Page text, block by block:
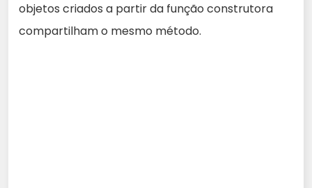
objetos criados a partir da função construtora
compartilham o mesmo método.